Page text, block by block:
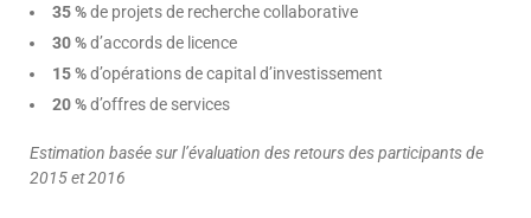
35 %de projets de recherche collaborative
30 %d’accords de licence
15 %d’opérations de capital d’investissement
20 %d’offres de services
Estimation basée sur l’évaluation des retours des participants de
2015 et 2016